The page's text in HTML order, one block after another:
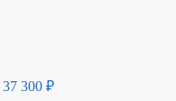
37 300 ₽